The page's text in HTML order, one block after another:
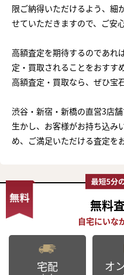
限ご納得いただけるよう、細
せていただきますので、ご安
高額査定を期待するのであれ
定・買取されることをおすす
高額査定・買取なら、ぜひ宝
渋谷・新宿・新橋の直営3店
生かし、お客様がお持ち込み
め、ご満足いただける査定を
無料
宅配 オ
かん